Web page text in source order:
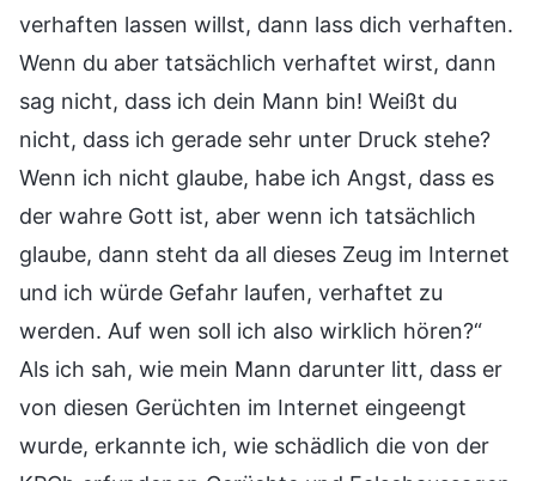
verhaften lassen willst, dann lass dich verhaften.
Wenn du aber tatsächlich verhaftet wirst, dann
sag nicht, dass ich dein Mann bin! Weißt du
nicht, dass ich gerade sehr unter Druck stehe?
Wenn ich nicht glaube, habe ich Angst, dass es
der wahre Gott ist, aber wenn ich tatsächlich
glaube, dann steht da all dieses Zeug im Internet
und ich würde Gefahr laufen, verhaftet zu
werden. Auf wen soll ich also wirklich hören?“
Als ich sah, wie mein Mann darunter litt, dass er
von diesen Gerüchten im Internet eingeengt
wurde, erkannte ich, wie schädlich die von der